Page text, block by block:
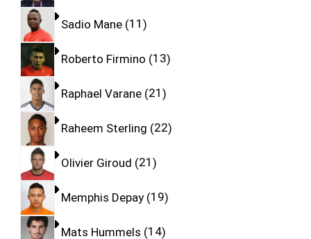
Sadio Mane 11
Roberto Firmino 13
Raphael Varane 21
Raheem Sterling 22
Olivier Giroud 21
Memphis Depay 19
Mats Hummels 14